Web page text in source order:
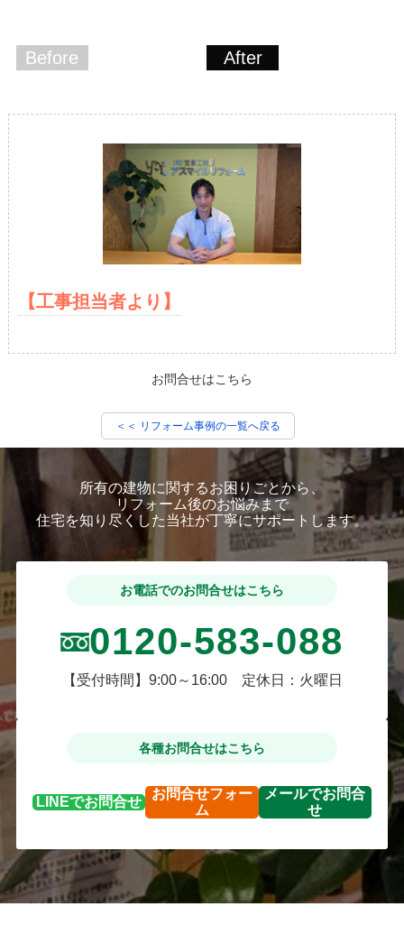
Before After
【工事担当者より】
お問合せはこちら
＜＜ リフォーム事例の一覧へ戻る
所有の建物に関するお困りごとから、
リフォーム後のお悩みまで
住宅を知り尽くした当社が丁寧にサポートします。
お電話でのお問合せはこちら
0120-583-088
【受付時間】9:00～16:00 定休日：火曜日
各種お問合せはこちら
LINEでお問合せ
お問合せフォー
ム
メールでお問合
せ